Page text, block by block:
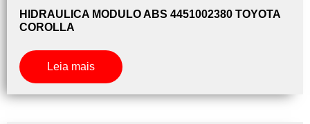
HIDRAULICA MODULO ABS 4451002380 TOYOTA
COROLLA
Leia mais